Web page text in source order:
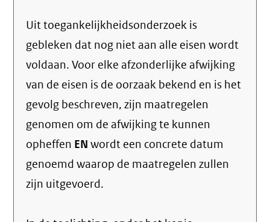
Uit toegankelijkheidsonderzoek is
gebleken dat nog niet aan alle eisen wordt
voldaan. Voor elke afzonderlijke afwijking
van de eisen is de oorzaak bekend en is het
gevolg beschreven, zijn maatregelen
genomen om de afwijking te kunnen
opheffen EN wordt een concrete datum
genoemd waarop de maatregelen zullen
zijn uitgevoerd.